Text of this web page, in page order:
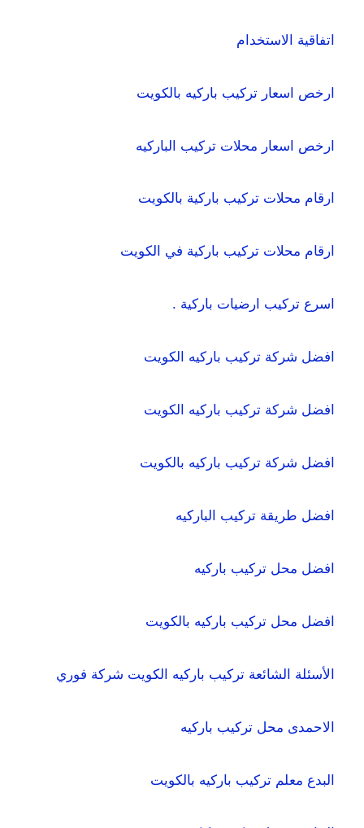
اتفاقية الاستخدام
ارخص اسعار تركيب باركيه بالكويت
ارخص اسعار محلات تركيب الباركيه
ارقام محلات تركيب باركية بالكويت
ارقام محلات تركيب باركية في الكويت
اسرع تركيب ارضيات باركية .
افضل شركة تركيب باركيه الكويت
افضل شركة تركيب باركيه الكويت
افضل شركة تركيب باركيه بالكويت
افضل طريقة تركيب الباركيه
افضل محل تركيب باركيه
افضل محل تركيب باركيه بالكويت
الأسئلة الشائعة تركيب باركيه الكويت شركة فوري
الاحمدى محل تركيب باركيه
البدع معلم تركيب باركيه بالكويت